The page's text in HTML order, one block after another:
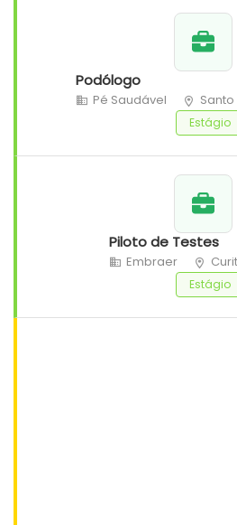
Podólogo
Pé Saudável
Estágio
Piloto de Testes
Embraer
Estágio